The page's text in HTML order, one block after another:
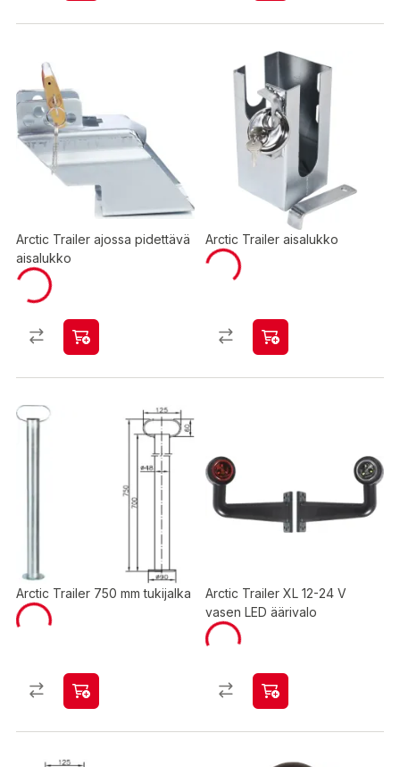
Arctic Trailer ajossa pidettävä
aisalukko
Arctic Trailer aisalukko
Arctic Trailer 750 mm tukijalka
Arctic Trailer XL 12-24 V
vasen LED äärivalo